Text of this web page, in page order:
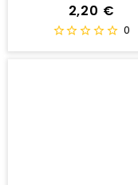
Prix
2,20 €
0